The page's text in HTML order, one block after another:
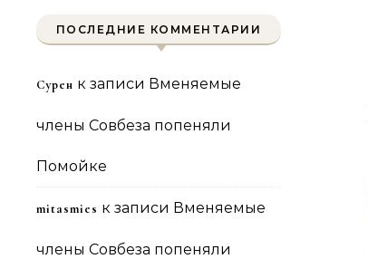
ПОСЛЕДНИЕ КОММЕНТАРИИ
Сурен к записи Вменяемые
члены Совбеза попеняли
Помойке
mitasmies к записи Вменяемые
члены Совбеза попеняли